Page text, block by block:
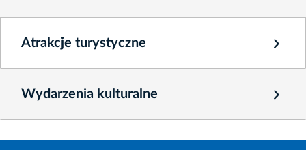
Atrakcje turystyczne
Wydarzenia kulturalne